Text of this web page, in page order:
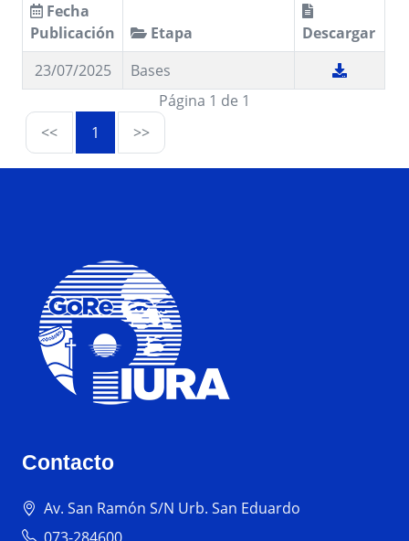
Fecha
Publicación
Etapa
Descargar
23/07/2025
Bases
Página 1 de 1
<<
1 >>
Contacto
Av. San Ramón S/N Urb. San Eduardo